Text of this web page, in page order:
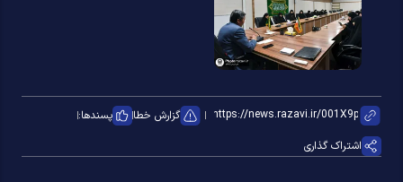
گزارش خطا
پسندها:
اشتراک گذاری